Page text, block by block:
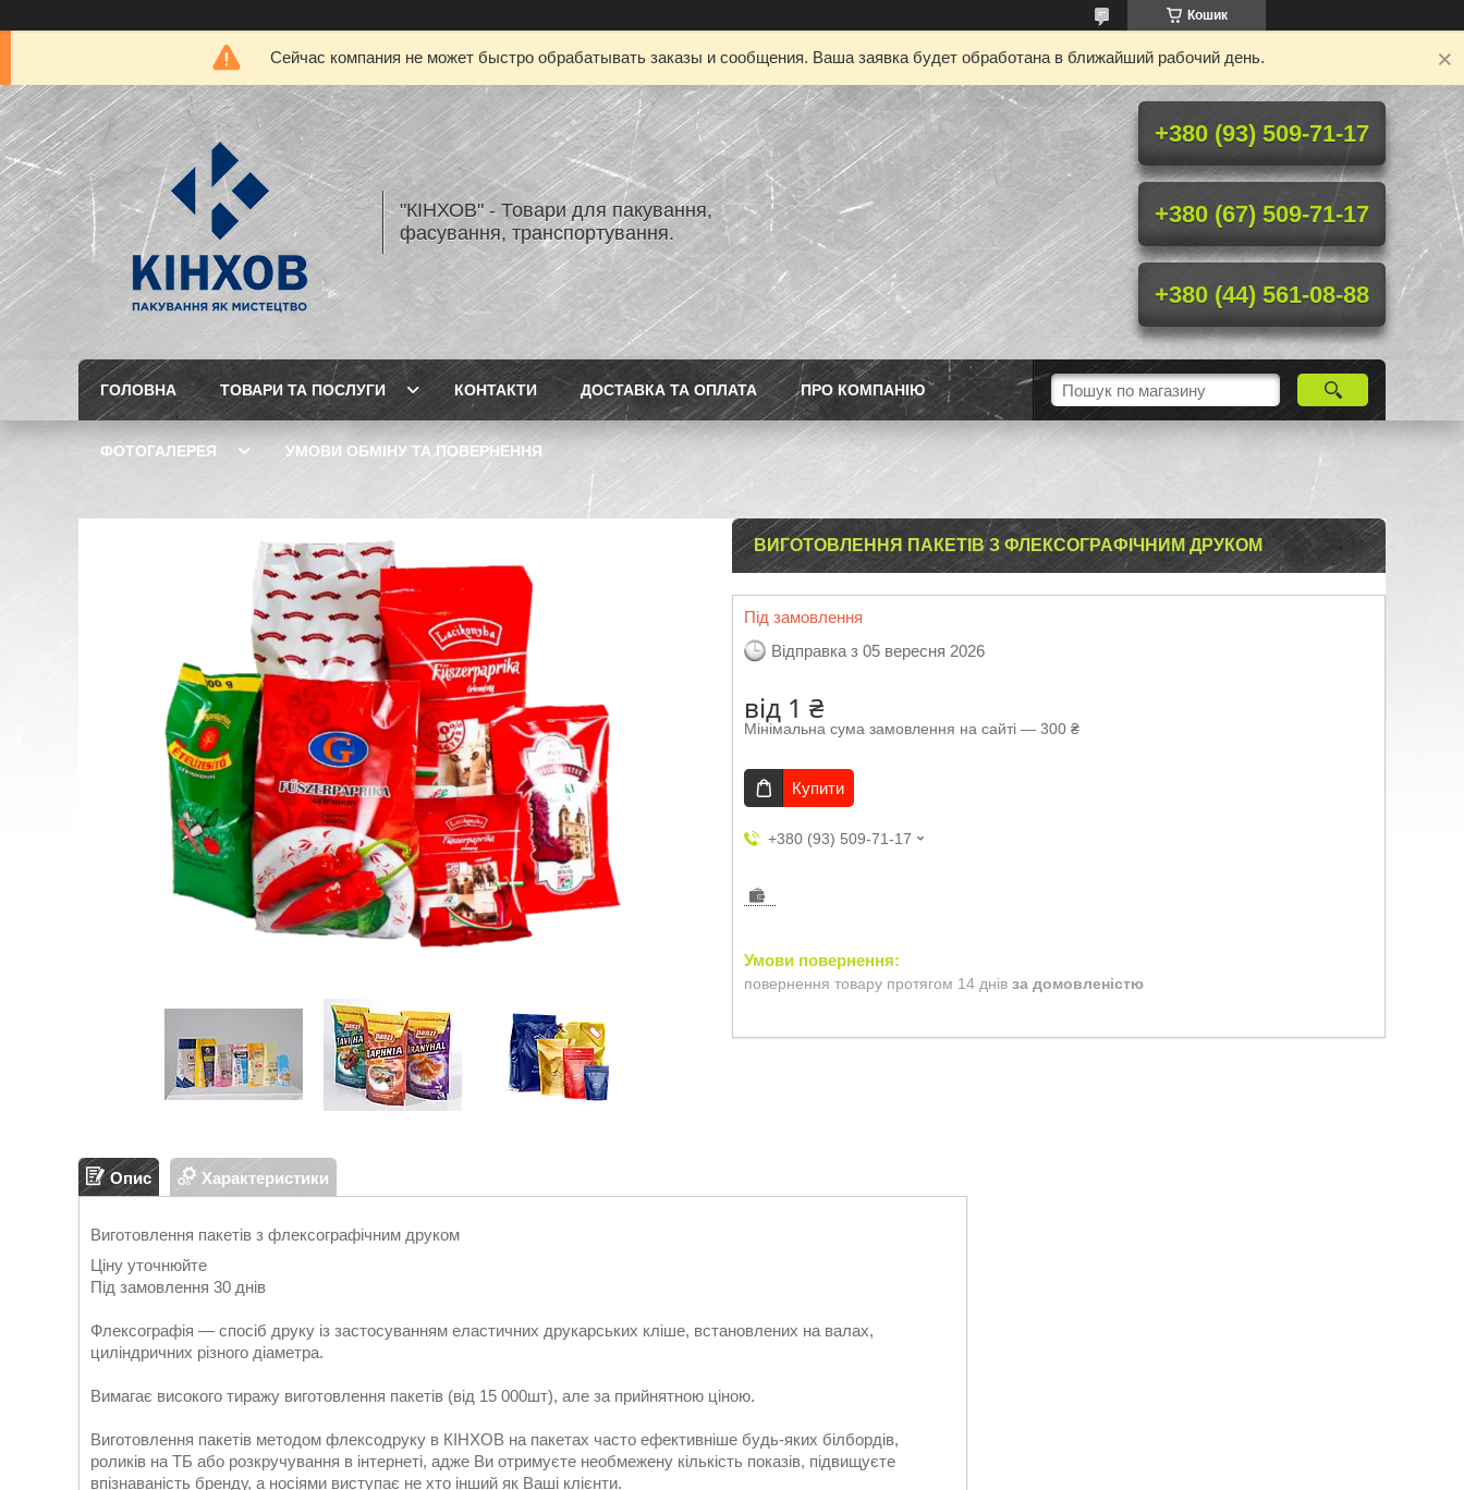
Кошик
Сейчас компания не может быстро обрабатывать заказы и сообщения. Ваша заявка будет обработана в ближайший рабочий день.
"КІНХОВ" - Товари для пакування,
фасування, транспортування.
+380 (93) 509-71-17
+380 (67) 509-71-17
+380 (44) 561-08-88
ГОЛОВНА ТОВАРИ ТА ПОСЛУГИ КОНТАКТИ ДОСТАВКА ТА ОПЛАТА ПРО КОМПАНІЮ
ФОТОГАЛЕРЕЯ УМОВИ ОБМІНУ ТА ПОВЕРНЕННЯ
ВИГОТОВЛЕННЯ ПАКЕТІВ З ФЛЕКСОГРАФІЧНИМ ДРУКОМ
Під замовлення
Відправка з 05 вересня 2026
від 1 ₴
Мінімальна сума замовлення на сайті — 300 ₴
Купити
+380 (93) 509-71-17
повернення товару протягом 14 днів за домовленістю
Опис Характеристики
Виготовлення пакетів з флексографічним друком
Ціну уточнюйте
Під замовлення 30 днів
Флексографія — спосіб друку із застосуванням еластичних друкарських кліше, встановлених на валах,
циліндричних різного діаметра.
Вимагає високого тиражу виготовлення пакетів (від 15 000шт), але за прийнятною ціною.
Виготовлення пакетів методом флексодруку в КІНХОВ на пакетах часто ефективніше будь-яких білбордів,
роликів на ТБ або розкручування в інтернеті, адже Ви отримуєте необмежену кількість показів, підвищуєте
впізнаваність бренду, а носіями виступає не хто інший як Ваші клієнти.